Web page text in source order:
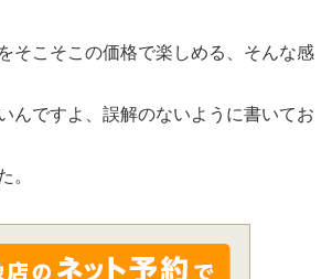
そこそこの価格で楽しめる、そんな感
んですよ、誤解のないように書いてお
。